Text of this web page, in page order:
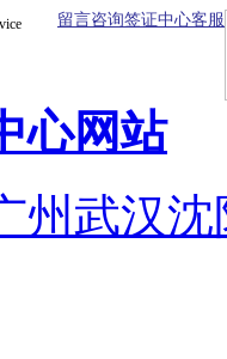
留言咨询签证中心客服
心网站
州武汉沈